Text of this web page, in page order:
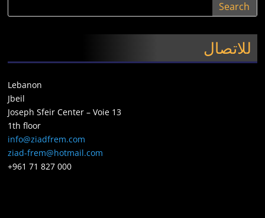
للاتصال
Lebanon
Jbeil
Joseph Sfeir Center – Voie 13
1th floor
info@ziadfrem.com
ziad-frem@hotmail.com
+961 71 827 000